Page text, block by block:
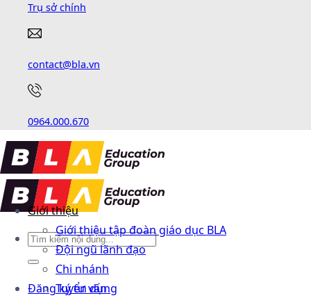
Trụ sở chính
contact@bla.vn
0964.000.670
Đăng ký tư vấn
Giới thiệu
Giới thiệu tập đoàn giáo dục BLA
Đội ngũ lãnh đạo
Chi nhánh
Tuyển dụng